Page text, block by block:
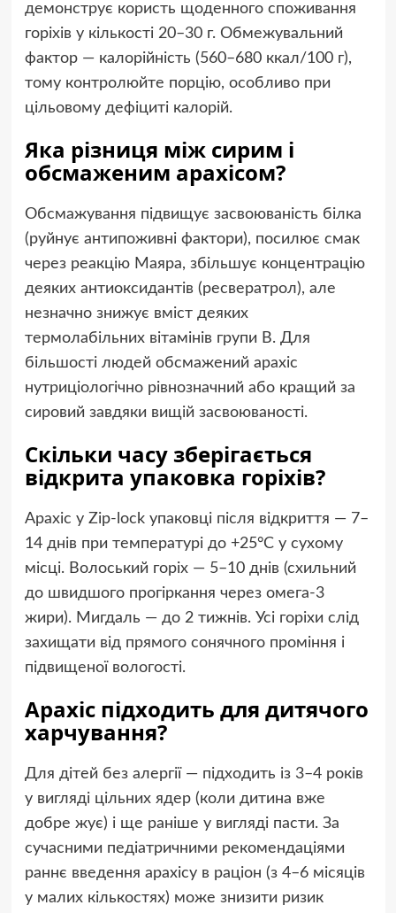
демонструє користь щоденного споживання
горіхів у кількості 20–30 г. Обмежувальний
фактор — калорійність (560–680 ккал/100 г),
тому контролюйте порцію, особливо при
цільовому дефіциті калорій.
Яка різниця між сирим і
обсмаженим арахісом?
Обсмажування підвищує засвоюваність білка
(руйнує антипоживні фактори), посилює смак
через реакцію Маяра, збільшує концентрацію
деяких антиоксидантів (ресвератрол), але
незначно знижує вміст деяких
термолабільних вітамінів групи B. Для
більшості людей обсмажений арахіс
нутриціологічно рівнозначний або кращий за
сировий завдяки вищій засвоюваності.
Скільки часу зберігається
відкрита упаковка горіхів?
Арахіс у Zip-lock упаковці після відкриття — 7–
14 днів при температурі до +25°C у сухому
місці. Волоський горіх — 5–10 днів (схильний
до швидшого прогіркання через омега-3
жири). Мигдаль — до 2 тижнів. Усі горіхи слід
захищати від прямого сонячного проміння і
підвищеної вологості.
Арахіс підходить для дитячого
харчування?
Для дітей без алергії — підходить із 3–4 років
у вигляді цільних ядер (коли дитина вже
добре жує) і ще раніше у вигляді пасти. За
сучасними педіатричними рекомендаціями
раннє введення арахісу в раціон (з 4–6 місяців
у малих кількостях) може знизити ризик